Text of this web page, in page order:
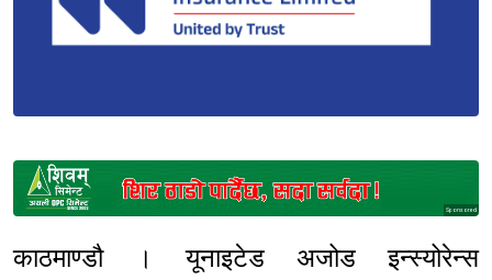
Sponsored
काठमाण्डौ । यूनाइटेड अजोड इन्स्योरेन्स